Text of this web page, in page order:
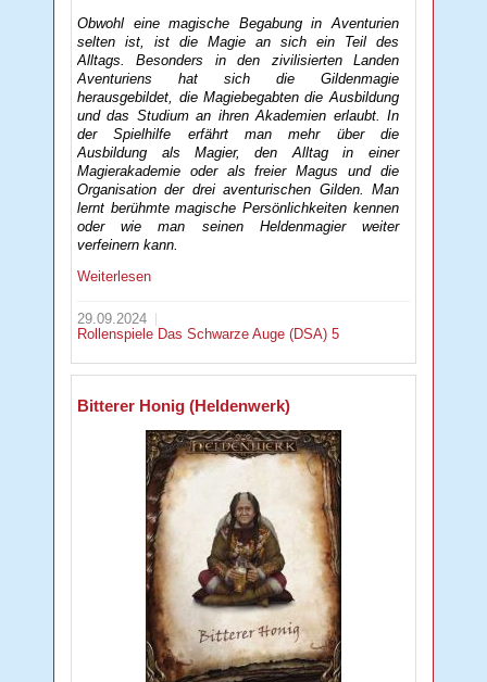
Obwohl eine magische Begabung in Aventurien
selten ist, ist die Magie an sich ein Teil des
Alltags. Besonders in den zivilisierten Landen
Aventuriens hat sich die Gildenmagie
herausgebildet, die Magiebegabten die Ausbildung
und das Studium an ihren Akademien erlaubt. In
der Spielhilfe erfährt man mehr über die
Ausbildung als Magier, den Alltag in einer
Magierakademie oder als freier Magus und die
Organisation der drei aventurischen Gilden. Man
lernt berühmte magische Persönlichkeiten kennen
oder wie man seinen Heldenmagier weiter
verfeinern kann.
Weiterlesen
29.09.2024
Rollenspiele Das Schwarze Auge (DSA) 5
Bitterer Honig (Heldenwerk)